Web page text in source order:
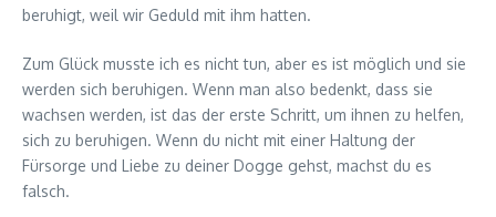
beruhigt, weil wir Geduld mit ihm hatten.
Zum Glück musste ich es nicht tun, aber es ist möglich und sie
werden sich beruhigen. Wenn man also bedenkt, dass sie
wachsen werden, ist das der erste Schritt, um ihnen zu helfen,
sich zu beruhigen. Wenn du nicht mit einer Haltung der
Fürsorge und Liebe zu deiner Dogge gehst, machst du es
falsch.